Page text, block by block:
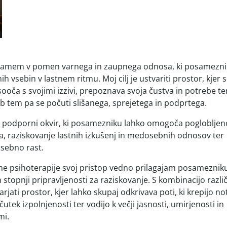
v pomen varnega in zaupnega odnosa, ki
vsebin v lastnem ritmu. Moj cilj je ustvariti prostor, kjer
s svojimi izzivi, prepoznava svoja čustva in potrebe
tem pa se počuti slišanega, sprejetega in podprtega.
okvir, ki posamezniku lahko omogoča
raziskovanje lastnih izkušenj in medosebnih odnosov ter
rast.
psihoterapije svoj pristop vedno prilagajam
pripravljenosti za raziskovanje. S kombinacijo
prostor, kjer lahko skupaj odkrivava poti, ki krepijo
izpolnjenosti ter vodijo k večji jasnosti, umirjenosti in